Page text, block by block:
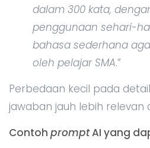
dalam 300 kata,
penggunaan sehari-
bahasa sederhana
oleh pelajar SMA.”
Perbedaan kecil pada
jawaban jauh lebih relevan
Contoh promptAI yang